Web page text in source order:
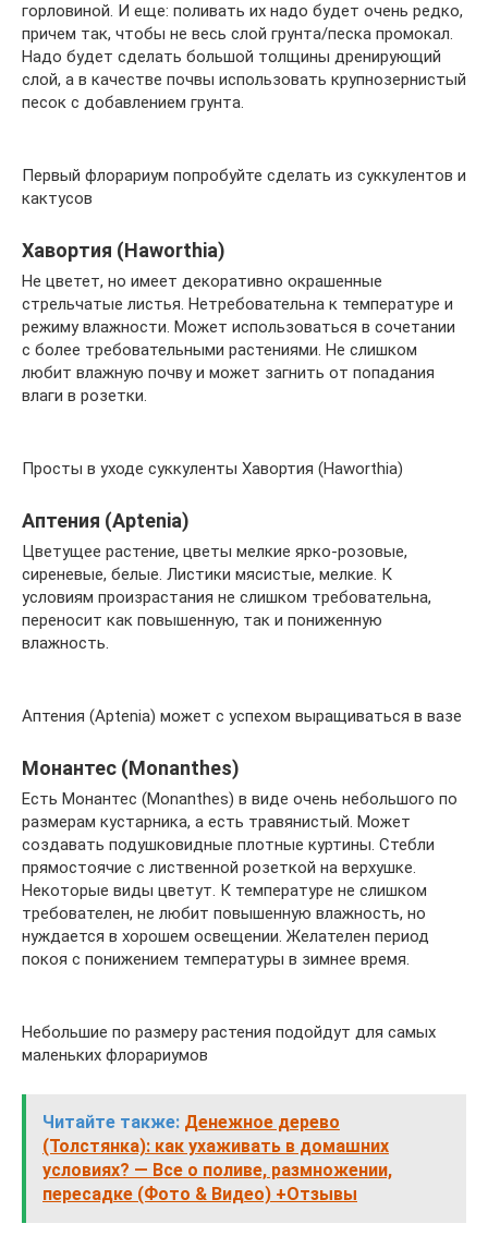
горловиной. И еще: поливать их надо будет очень редко,
причем так, чтобы не весь слой грунта/песка промокал.
Надо будет сделать большой толщины дренирующий
слой, а в качестве почвы использовать крупнозернистый
песок с добавлением грунта.
Первый флорариум попробуйте сделать из суккулентов и
кактусов
Хавортия (Haworthia)
Не цветет, но имеет декоративно окрашенные
стрельчатые листья. Нетребовательна к температуре и
режиму влажности. Может использоваться в сочетании
с более требовательными растениями. Не слишком
любит влажную почву и может загнить от попадания
влаги в розетки.
Просты в уходе суккуленты Хавортия (Haworthia)
Аптения (Aptenia)
Цветущее растение, цветы мелкие ярко-розовые,
сиреневые, белые. Листики мясистые, мелкие. К
условиям произрастания не слишком требовательна,
переносит как повышенную, так и пониженную
влажность.
Аптения (Aptenia) может с успехом выращиваться в вазе
Монантес (Monanthes)
Есть Монантес (Monanthes) в виде очень небольшого по
размерам кустарника, а есть травянистый. Может
создавать подушковидные плотные куртины. Стебли
прямостоячие с лиственной розеткой на верхушке.
Некоторые виды цветут. К температуре не слишком
требователен, не любит повышенную влажность, но
нуждается в хорошем освещении. Желателен период
покоя с понижением температуры в зимнее время.
Небольшие по размеру растения подойдут для самых
маленьких флорариумов
Читайте также: Денежное дерево
(Толстянка): как ухаживать в домашних
условиях? — Все о поливе, размножении,
пересадке (Фото & Видео) +Отзывы